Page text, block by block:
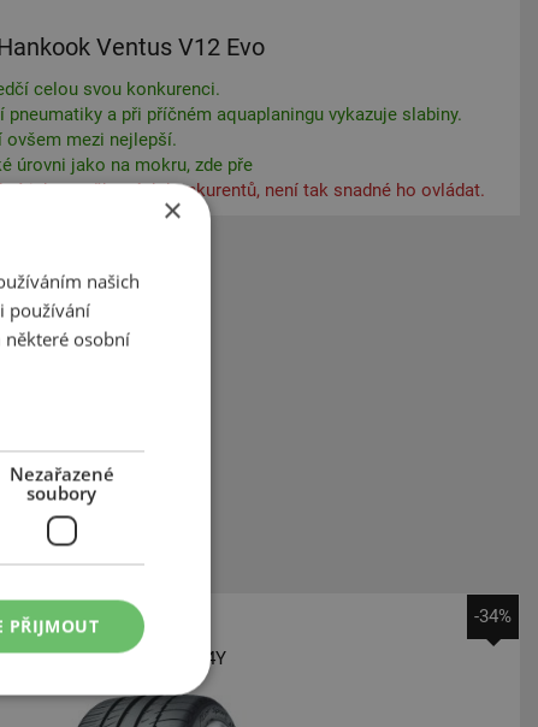
Ventus V12 Evo
celou svou konkurenci.
a při příčném aquaplaningu vykazuje slabiny.
mezi nejlepší.
úrovni jako na mokru, zde pře
jako u některých konkurentů, není tak snadné ho ovládat.
225 45 94Y
-34%
×
našich
používání
osobní
Nezařazené
soubory
PŘIJMOUT